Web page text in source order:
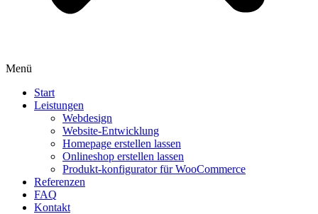
Menü
Start
Leistungen
Webdesign
Website-Entwicklung
Homepage erstellen lassen
Onlineshop erstellen lassen
Produkt-konfigurator für WooCommerce
Referenzen
FAQ
Kontakt